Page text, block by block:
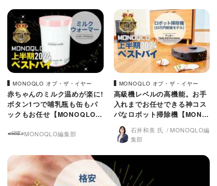
MONOQLO オブ・ザ・イヤー
赤ちゃんのミルク温めが楽に!
ボタン1つで哺乳瓶も缶もパ
ックもお任せ【MONOQLO2
MONOQLO編集部
MONOQLO オブ・ザ・イヤー
高級機レベルの高機能。お手
入れまでお任せできる神コス
パなロボット掃除機【MONO
QLO2024上半期ベストバ
イ】
石井和美 氏
MONOQLO編
集部